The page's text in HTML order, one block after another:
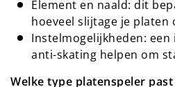
Element en naald: dit
hoeveel slijtage je platen
Instelmogelijkheden:
anti-skating helpen om
Welke type platenspeler